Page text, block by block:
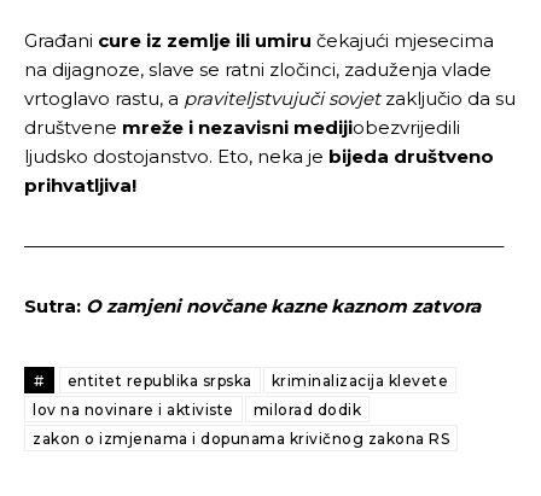
Građani cure iz zemlje ili umiru čekajući mjesecima
na dijagnoze, slave se ratni zločinci, zaduženja vlade
vrtoglavo rastu, a praviteljstvujuči sovjetzaključio da su
društvene mreže i nezavisni medijiobezvrijedili
ljudsko dostojanstvo. Eto, neka je bijeda društveno
prihvatljiva!
——————————————————————————–
Sutra: O zamjeni novčane kazne kaznom zatvora
# entitet republika srpska
kriminalizacija klevete
lov na novinare i aktiviste
milorad dodik
zakon o izmjenama i dopunama krivičnog zakona RS